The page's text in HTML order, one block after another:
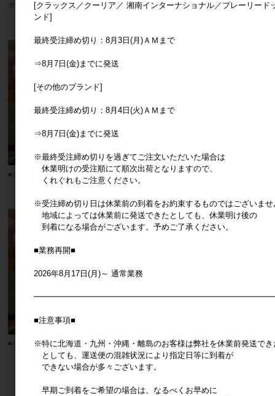
ガラスライト
メーカー希望小売価格
イト
■ポッシュリビング■ LEDランタン
■ポッシュリビング■ LEDランタン
■ポッシュリビング■ LEDランタン
メーカー希望小売価格
4,500円
■ポッシュリビング■ LEDランタン
メーカー希望小売価格
35件中 1〜30件目
[クラックス／クーリア／ 湘南インターナショナル／プレーリード
ンド]
最終受注締め切り：8月3日(月)ＡＭまで
⇒8月7日(金)までに発送
[その他のブランド]
最終受注締め切り：8月4日(火)ＡＭまで
⇒8月7日(金)までに発送
※最終受注締め切りを過ぎてご注文いただいた場合は
休業明けの受注順にて順次出荷となりますので、
くれぐれもご注意ください。
※受注締め切り日は休業前の到着をお約束するものではございませ
地域によっては休業前に発送できたとしても、休業明け後の
到着になる場合がございます。予めご了承ください。
■業務再開■
2026年8月17日(月)～ 通常業務
■注意事項■
※特に北海道・九州・沖縄・離島のお客様は弊社を休業前発送でき
としても、運送便の混雑状況により指定日等に到着が
できない場合が多々ございます。
早期ご到着をご希望の場合は、なるべくお早めに